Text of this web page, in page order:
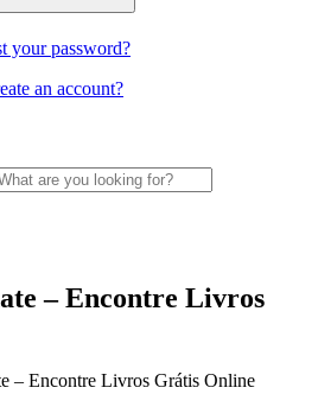
your password?
an account?
– Encontre Livros
– Encontre Livros Grátis Online